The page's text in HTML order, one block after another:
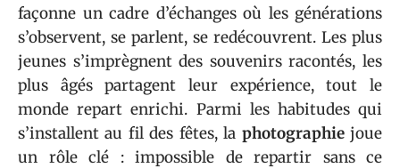
façonne un cadre d’échanges où les générations
s’observent, se parlent, se redécouvrent. Les plus
jeunes s’imprègnent des souvenirs racontés, les
plus âgés partagent leur expérience, tout le
monde repart enrichi. Parmi les habitudes qui
s’installent au fil des fêtes, la photographiejoue
un rôle clé : impossible de repartir sans ce